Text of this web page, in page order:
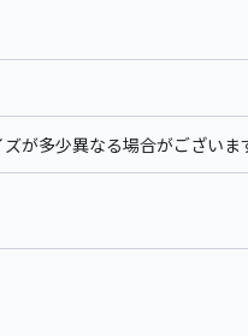
多少異なる場合がございま